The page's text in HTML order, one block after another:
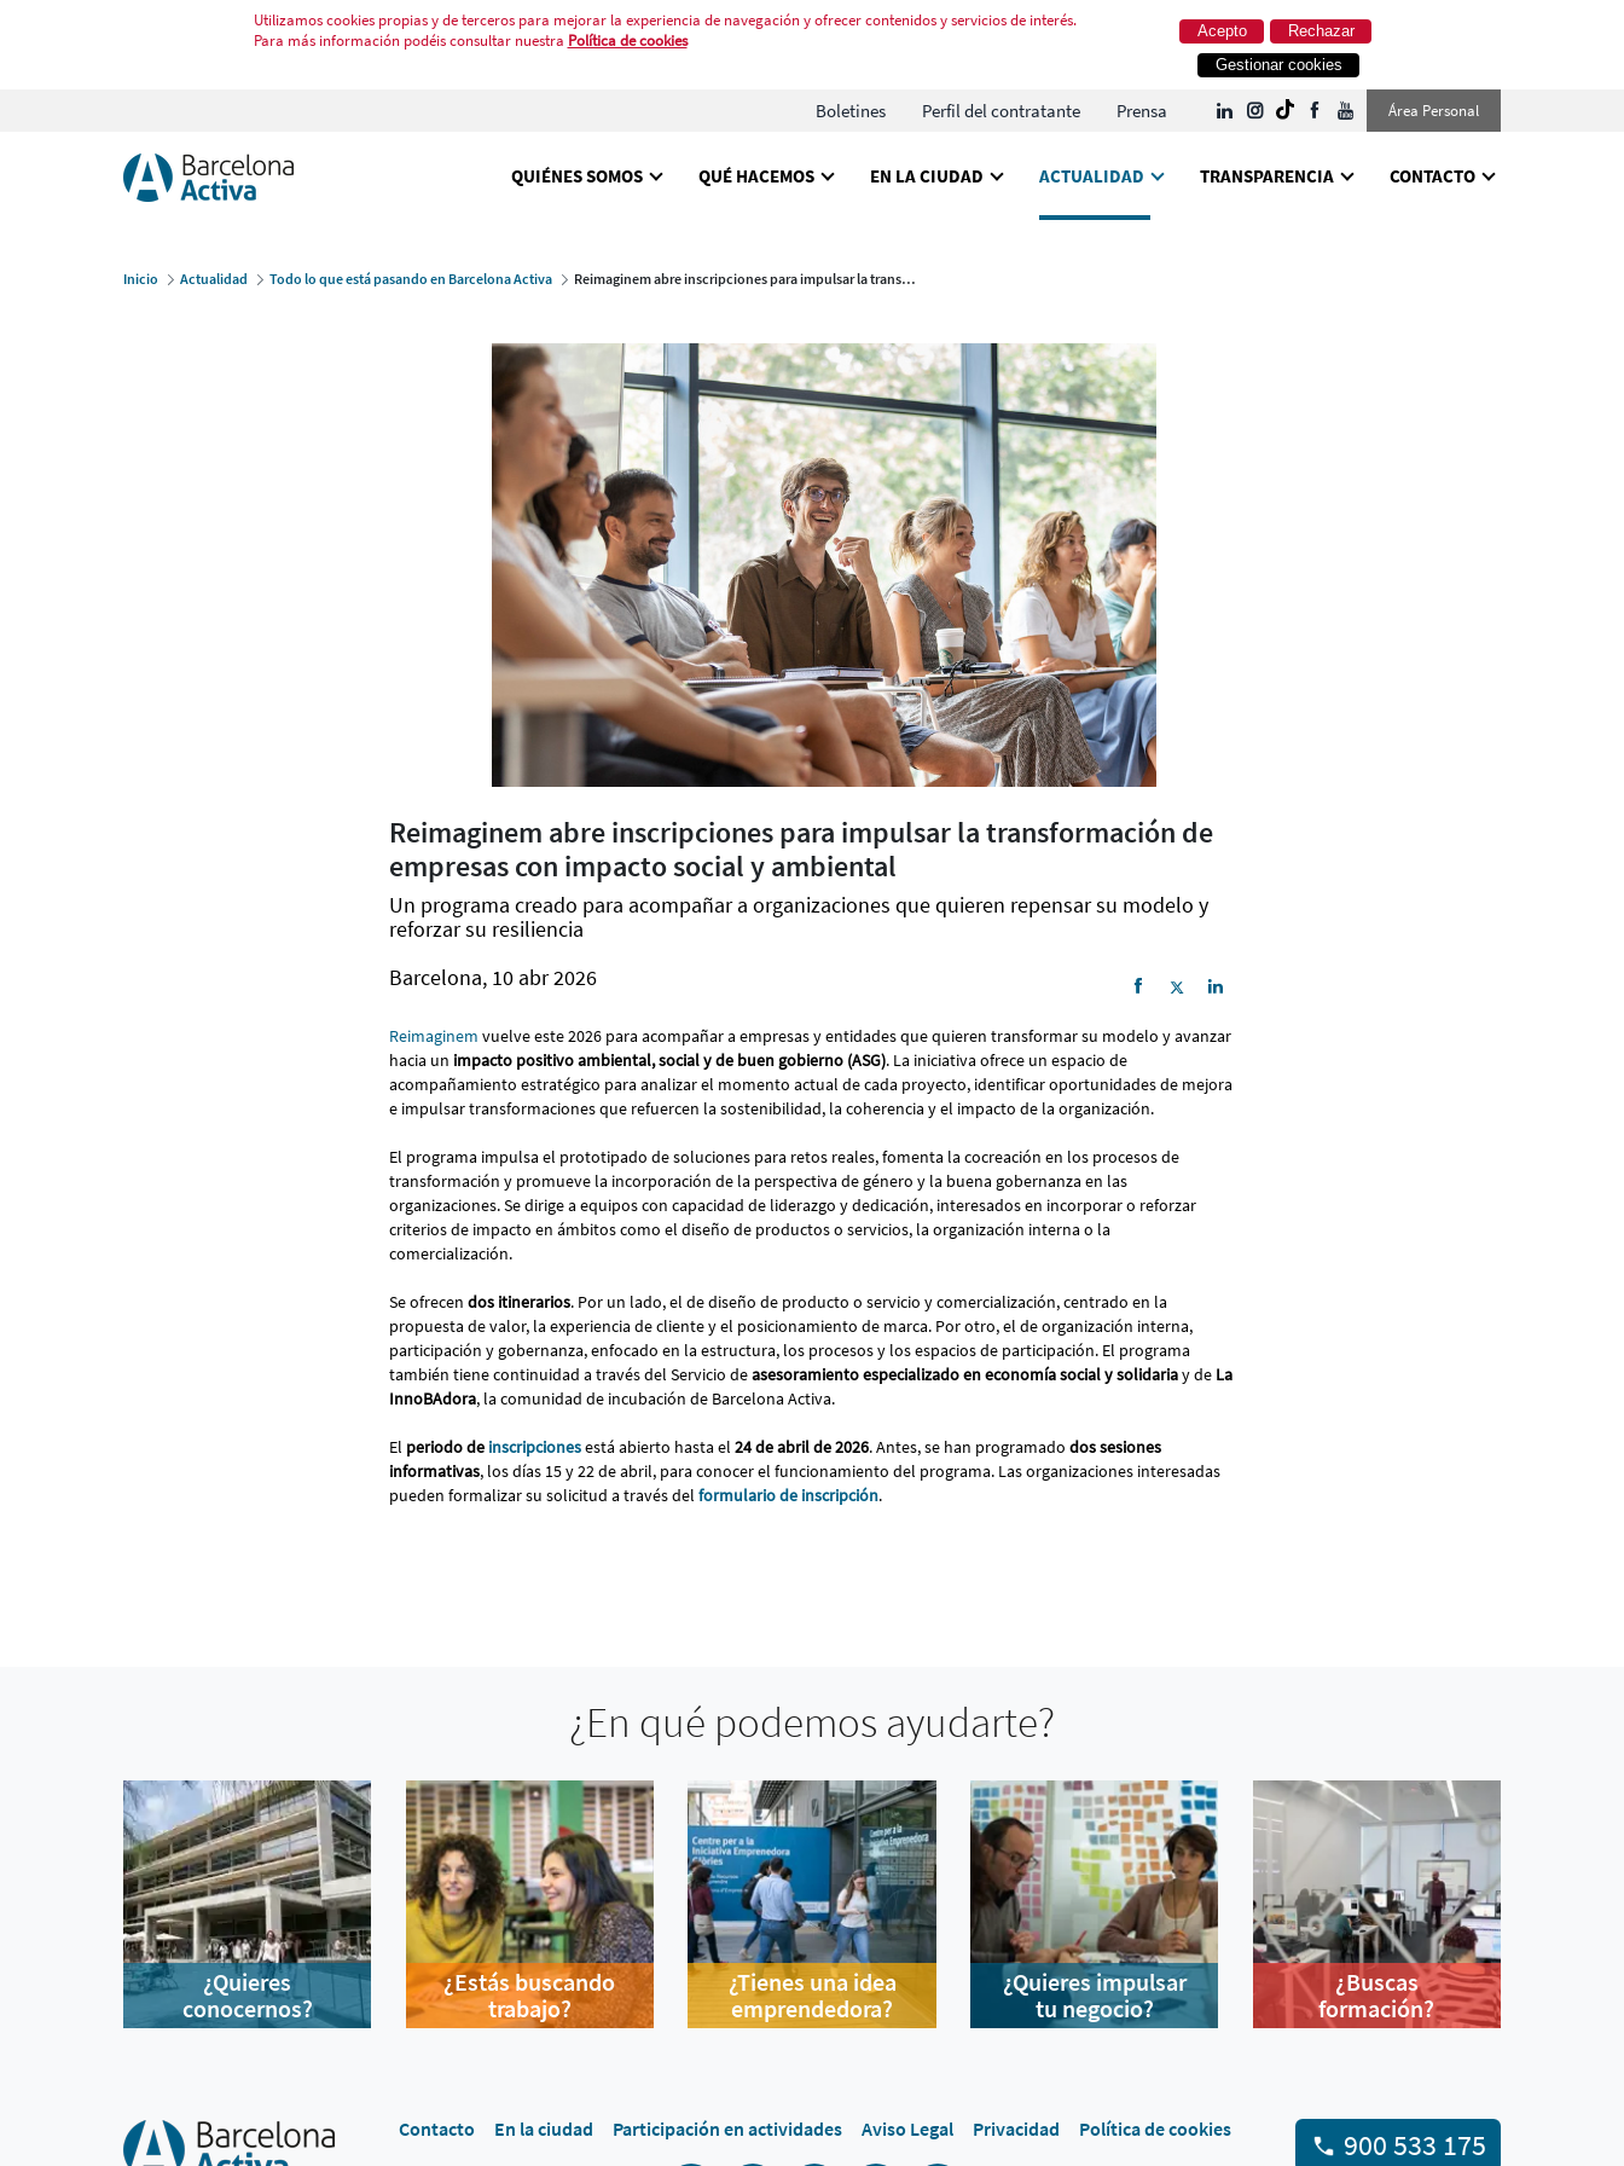
Utilizamos cookies propias y de terceros para mejorar la experiencia de navegación y ofrecer contenidos y servicios de interés.
Para más información podéis consultar nuestra Política de cookies Rechazar
Acepto
Gestionar cookies
Boletines Perfil del contratante Prensa Área Personal
QUIÉNES SOMOS QUÉ HACEMOS EN LA CIUDAD ACTUALIDAD TRANSPARENCIA CONTACTO
Inicio Actualidad Todo lo que está pasando en Barcelona Activa Reimaginem abre inscripciones para impulsar la transformación de empresas con impacto social y ambiental
Reimaginem abre inscripciones para impulsar la transformación de
empresas con impacto social y ambiental
Un programa creado para acompañar a organizaciones que quieren repensar su modelo y
reforzar su resiliencia
Barcelona, 10 abr 2026
Reimaginem vuelve este 2026 para acompañar a empresas y entidades que quieren transformar su modelo y avanzar
hacia un impacto positivo ambiental, social y de buen gobierno (ASG). La iniciativa ofrece un espacio de
acompañamiento estratégico para analizar el momento actual de cada proyecto, identificar oportunidades de mejora
e impulsar transformaciones que refuercen la sostenibilidad, la coherencia y el impacto de la organización.
El programa impulsa el prototipado de soluciones para retos reales, fomenta la cocreación en los procesos de
transformación y promueve la incorporación de la perspectiva de género y la buena gobernanza en las
organizaciones. Se dirige a equipos con capacidad de liderazgo y dedicación, interesados en incorporar o reforzar
criterios de impacto en ámbitos como el diseño de productos o servicios, la organización interna o la
comercialización.
Se ofrecen dos itinerarios. Por un lado, el de diseño de producto o servicio y comercialización, centrado en la
propuesta de valor, la experiencia de cliente y el posicionamiento de marca. Por otro, el de organización interna,
participación y gobernanza, enfocado en la estructura, los procesos y los espacios de participación. El programa
también tiene continuidad a través del Servicio deasesoramiento especializado en economía social y solidariay de La
InnoBAdora, la comunidad de incubación de Barcelona Activa.
El periodo de inscripcionesestá abierto hasta el 24 de abril de 2026. Antes, se han programado dos sesiones
informativas, los días 15 y 22 de abril, para conocer el funcionamiento del programa. Las organizaciones interesadas
pueden formalizar su solicitud a través del formulario de inscripción.
¿En qué podemos ayudarte?
¿Quieres
conocernos?
¿Estás buscando
trabajo?
¿Tienes una idea
emprendedora?
¿Quieres impulsar
tu negocio?
¿Buscas
formación?
Contacto En la ciudad Participación en actividades Aviso Legal Privacidad Política de cookies 900 533 175